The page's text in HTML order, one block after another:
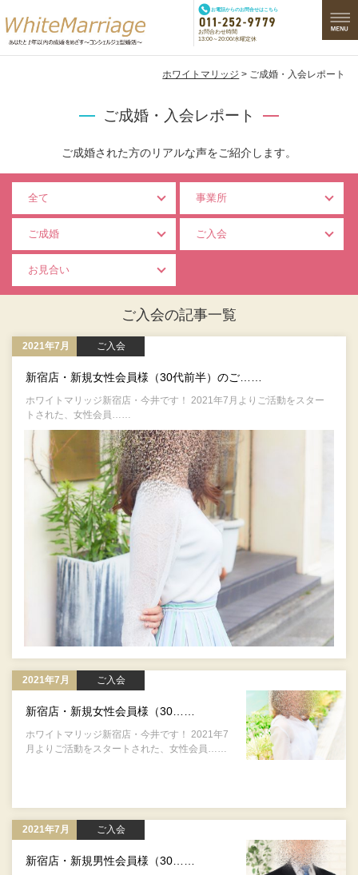
お電話からのお問合せはこちら
お問合わせ時間
13:00～20:00/水曜定休
ホワイトマリッジ > ご成婚・入会レポート
ご成婚・入会レポート
ご成婚された方のリアルな声をご紹介します。
全て 事業所
ご成婚 ご入会
お見合い
ご入会の記事一覧
2021年7月 ご入会
新宿店・新規女性会員様（30代前半）のご……
ホワイトマリッジ新宿店・今井です！ 2021年7月よりご活動をスター
トされた、女性会員……
2021年7月 ご入会
新宿店・新規女性会員様（30……
ホワイトマリッジ新宿店・今井です！ 2021年7
月よりご活動をスタートされた、女性会員……
2021年7月 ご入会
新宿店・新規男性会員様（30……